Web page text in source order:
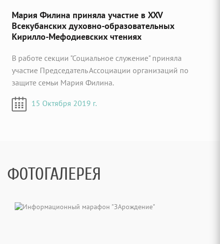
Мария Филина приняла участие в XXV
Всекубанских духовно-образовательных
Кирилло-Мефодиевских чтениях
В работе секции "Социальное служение" приняла
участие Председатель Ассоциации организаций по
защите семьи Мария Филина.
15 Октября 2019 г.
ФОТОГАЛЕРЕЯ